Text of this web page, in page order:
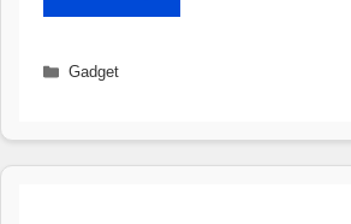
Categories
Gadget